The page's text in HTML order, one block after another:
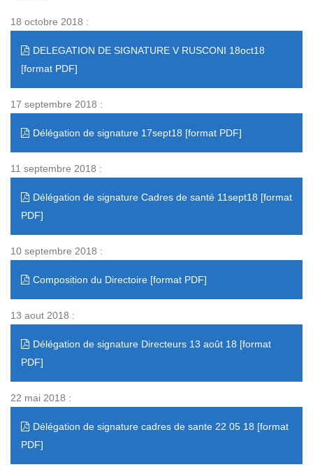
18 octobre 2018 :
DELEGATION DE SIGNATURE V RUSCONI 18oct18
17 septembre 2018 :
Délégation de signature 17sept18
11 septembre 2018 :
Délégation de signature Cadres de santé 11sept18
10 septembre 2018 :
Composition du Directoire
13 aout 2018 :
Délégation de signature Directeurs 13 août 18
22 mai 2018 :
Délégation de signature cadres de sante 22 05 18